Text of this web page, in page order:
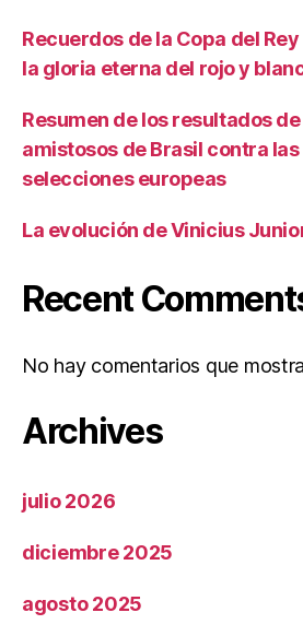
Recuerdos de la Copa del
la gloria eterna del rojo y
Resumen de los resultados
amistosos de Brasil contra
selecciones europeas
La evolución de Vinicius
Recent
No hay comentarios que
Archives
julio 2026
diciembre 2025
agosto 2025